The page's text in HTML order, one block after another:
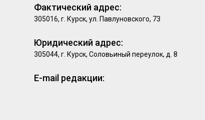
Фактический адрес:
305016, г. Курск, ул. Павлуновского, 73
Юридический адрес:
305044, г. Курск, Соловьиный переулок, д. 8
E-mail редакции: